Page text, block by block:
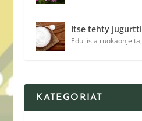
Itse tehty jugurtti
Edullisia ruokaohjeita,
KATEGORIAT